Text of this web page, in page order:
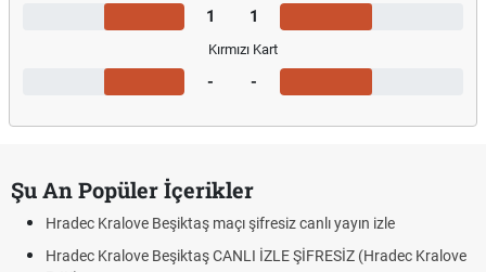
1 1
Kırmızı Kart
- -
Şu An Popüler İçerikler
Hradec Kralove Beşiktaş maçı şifresiz canlı yayın izle
Hradec Kralove Beşiktaş CANLI İZLE ŞİFRESİZ (Hradec Kralove